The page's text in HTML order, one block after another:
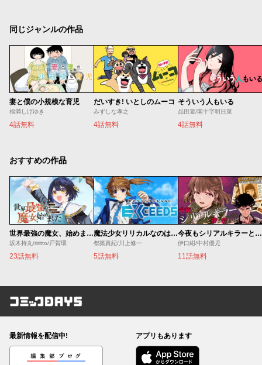
同じジャンルの作品
妻と僕の小規模な育児
福満しげゆき
4話無料
だいすき! いとしのムーコ
みずしな孝之
4話無料
そういう人もいる
品田遊/南十字明日菜
4話無料
おすすめの作品
世界最強の魔女、始めました ～私だけ『攻略サイト』を見れる世界で自由に生きます～
坂木持丸/riritto/戸賀環
23話無料
魔法少女リリカルなのは EXCEEDS
都築真紀/川上修一
5話無料
今夜もシリアルキラーと待ち合わせ
伊口紺/中村優児
11話無料
コミックDAYS
最新情報を配信中!
編集部ブログ
アプリもあります